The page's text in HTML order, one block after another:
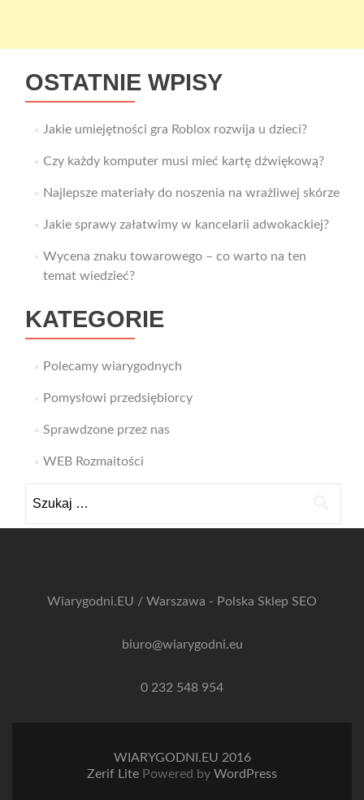
OSTATNIE WPISY
Jakie umiejętności gra Roblox rozwija u dzieci?
Czy każdy komputer musi mieć kartę dźwiękową?
Najlepsze materiały do noszenia na wrażliwej skórze
Jakie sprawy załatwimy w kancelarii adwokackiej?
Wycena znaku towarowego – co warto na ten
temat wiedzieć?
KATEGORIE
Polecamy wiarygodnych
Pomysłowi przedsiębiorcy
Sprawdzone przez nas
WEB Rozmaitości
Wiarygodni.EU / Warszawa - Polska Sklep SEO
biuro@wiarygodni.eu
0 232 548 954
WIARYGODNI.EU 2016
Zerif Lite Powered by WordPress